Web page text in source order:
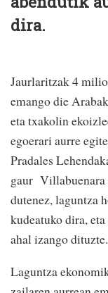
dira.
Jaurlaritzak 4
emango die
eta txakolin
egoerari aurre
Pradales
gaur Villabuenara
dutenez, laguntza
kudeatuko dira,
ahal izango dituzte.
Laguntza